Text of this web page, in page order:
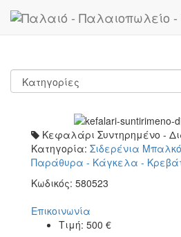
Κεφαλάρι Συντηρημένο -
Κατηγορία: Σιδερένια
Παράθυρα - Κάγκελα -
Κωδικός: 580523
Επικοινωνία
Τιμή: 500 €